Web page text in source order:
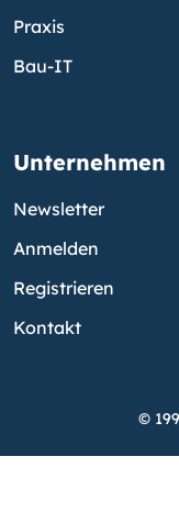
Praxis
Bau-IT
Unternehmen
Newsletter
Anmelden
Registrieren
Kontakt
©